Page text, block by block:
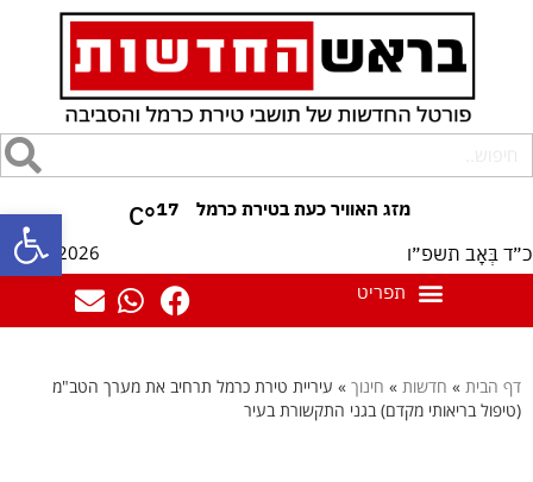
פתח 17
°C
כ״ד בְּאָב תשפ״ו 07/08/2026
דף הבית » חדשות » חינוך » עיריית טירת כרמל תרחיב את מערך הטב"מ
(טיפול בריאותי מקדם) בגני התקשורת בעיר